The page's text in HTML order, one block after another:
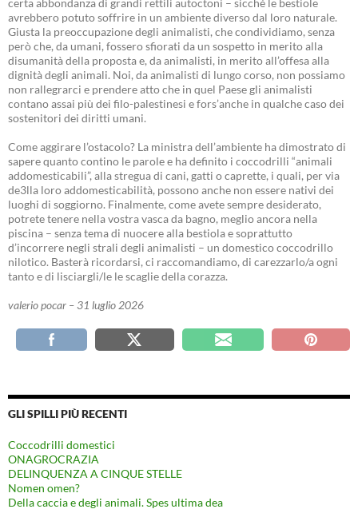
certa abbondanza di grandi rettili autoctoni – sicché le bestiole
avrebbero potuto soffrire in un ambiente diverso dal loro naturale.
Giusta la preoccupazione degli animalisti, che condividiamo, senza
però che, da umani, fossero sfiorati da un sospetto in merito alla
disumanità della proposta e, da animalisti, in merito all’offesa alla
dignità degli animali. Noi, da animalisti di lungo corso, non possiamo
non rallegrarci e prendere atto che in quel Paese gli animalisti
contano assai più dei filo-palestinesi e fors’anche in qualche caso dei
sostenitori dei diritti umani.
Come aggirare l’ostacolo? La ministra dell’ambiente ha dimostrato di
sapere quanto contino le parole e ha definito i coccodrilli “animali
addomesticabili”, alla stregua di cani, gatti o caprette, i quali, per via
de3lla loro addomesticabilità, possono anche non essere nativi dei
luoghi di soggiorno. Finalmente, come avete sempre desiderato,
potrete tenere nella vostra vasca da bagno, meglio ancora nella
piscina – senza tema di nuocere alla bestiola e soprattutto
d’incorrere negli strali degli animalisti – un domestico coccodrillo
nilotico. Basterà ricordarsi, ci raccomandiamo, di carezzarlo/a ogni
tanto e di lisciargli/le le scaglie della corazza.
valerio pocar – 31 luglio 2026
GLI SPILLI PIÙ RECENTI
Coccodrilli domestici
ONAGROCRAZIA
DELINQUENZA A CINQUE STELLE
Nomen omen?
Della caccia e degli animali. Spes ultima dea